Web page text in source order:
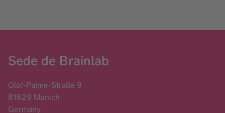
Sede de Brainlab
Olof-Palme-Straße 9
81829 Munich
Germany